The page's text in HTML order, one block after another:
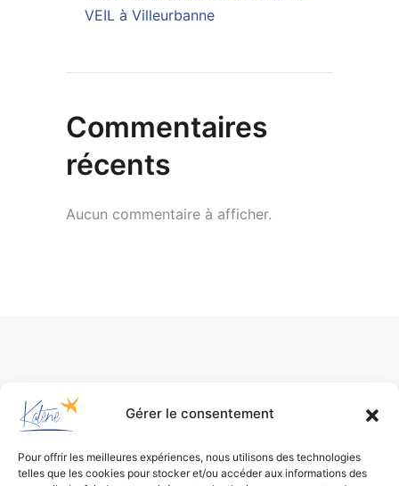
Gérer le consentement
Pour offrir les meilleures expériences, nous utilisons des technologies
telles que les cookies pour stocker et/ou accéder aux informations des
VEIL à Villeurbanne
Commentaires
récents
Aucun commentaire à afficher.